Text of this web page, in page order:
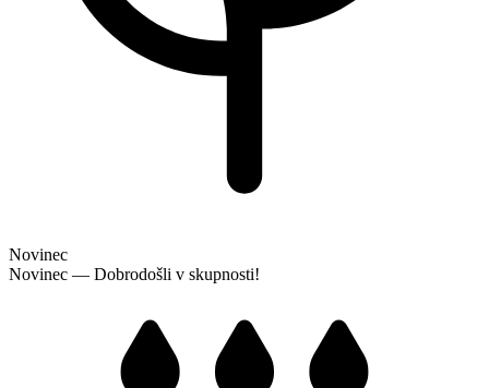
Novinec
Novinec — Dobrodošli v skupnosti!